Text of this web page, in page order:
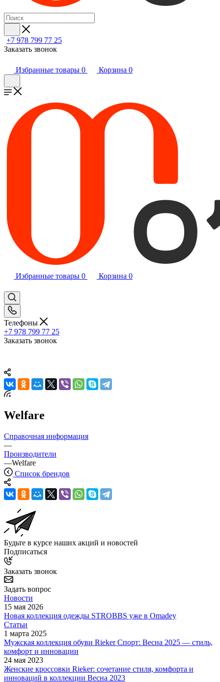
+7 978 799 77 25
Заказать звонок
Избранные товары 0 Корзина 0
Избранные товары 0 Корзина 0
Телефоны
+7 978 799 77 25
Заказать звонок
Welfare
Справочная информация
—
Производители
—Welfare
Список брендов
Будьте в курсе наших акций и новостей
Подписаться
Заказать звонок
Задать вопрос
Новости
15 мая 2026
Новая коллекция одежды STROBBS уже в Omadey
Статьи
1 марта 2025
Мужская коллекция обуви Rieker Спорт: Весна 2025 — стиль,
комфорт и инновации
24 мая 2023
Женские кроссовки Rieker: сочетание стиля, комфорта и
инноваций в коллекции Весна 2023